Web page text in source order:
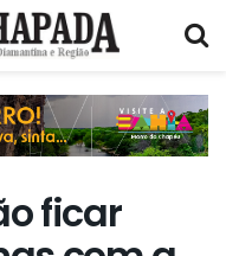
ficar